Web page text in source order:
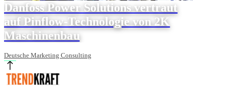
Danfoss Power Solutions vertraut
auf Pinflow-Technologie von 2K
Maschinenbau
Deutsche Marketing Consulting